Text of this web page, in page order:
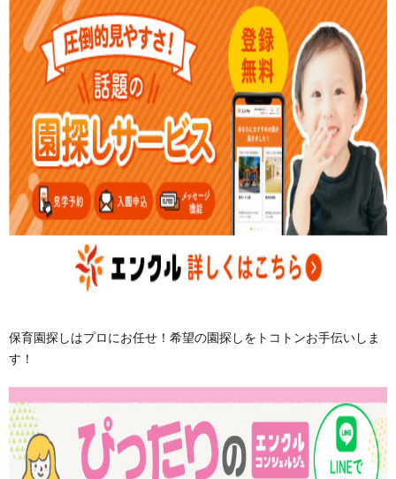
保育園探しはプロにお任せ！希望の園探しをトコトンお手伝いしま
す！